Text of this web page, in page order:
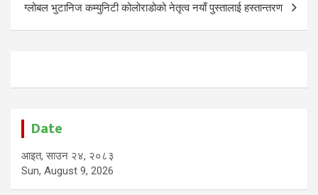
ग्लोबल भुटानिज कम्युनिटी कोलोराडोको नेतृत्व नयाँ पुस्तालाई हस्तान्तरण
Date
आइत, साउन २४, २०८३
Sun, August 9, 2026